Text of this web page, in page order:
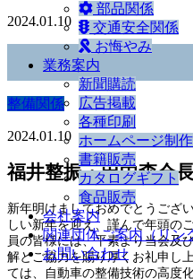
部品関係
交通安全関係
お悔やみ
業務案内
新聞購読
広告掲載
各種印刷
ホームページ制作
書籍販売
カタログギフト
食品販売
会社案内
関連団体ご案内（リン
お問い合わせ
2024.01.10
整備関係
2024.01.10
福井整振・田中森会
新年明けましておめでとうござ
しい新年を迎え、謹んで年頭の
員の皆様には、平素より当会及
解とご協力を賜り厚くお礼申し
ては、自動車の整備技術の高度